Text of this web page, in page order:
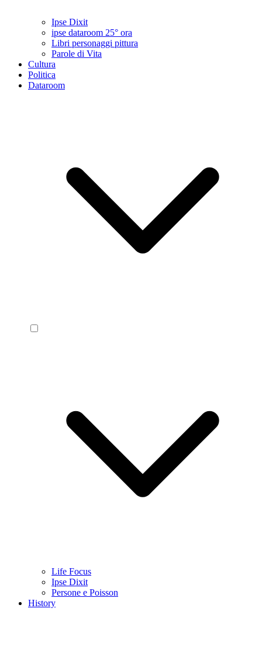
Ipse Dixit
ipse dataroom 25° ora
Libri personaggi pittura
Parole di Vita
Cultura
Politica
Dataroom
Life Focus
Ipse Dixit
Persone e Poisson
History